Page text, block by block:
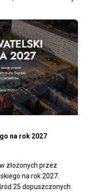
na rok 2027
złożonych przez
na rok 2027.
25 dopuszczonych